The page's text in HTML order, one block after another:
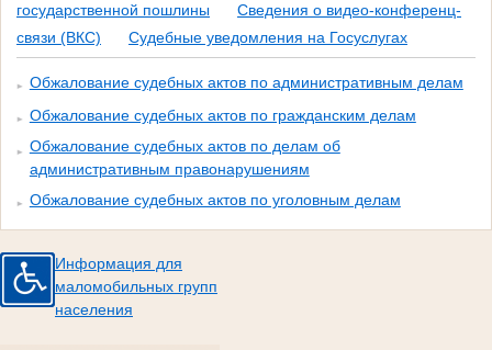
государственной пошлины
Сведения о видео-конференц-
связи (ВКС)
Судебные уведомления на Госуслугах
Обжалование судебных актов по административным делам
Обжалование судебных актов по гражданским делам
Обжалование судебных актов по делам об
административным правонарушениям
Обжалование судебных актов по уголовным делам
Информация для
маломобильных групп
населения